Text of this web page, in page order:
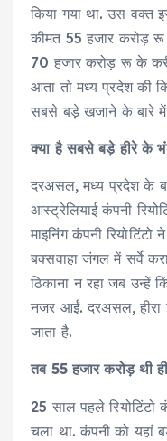
किया गया था. उस वक्त
कीमत 55 हजार करोड़
70 हजार करोड़ रू के
आता तो मध्य प्रदेश की
सबसे बड़े खजाने के बारे
क्या है सबसे बड़े हीरे के
दरअसल, मध्य प्रदेश के
आस्ट्रेलियाई कंपनी
माइनिंग कंपनी
बक्सवाहा जंगल में सर्वे
ठिकाना न रहा जब उन्हें
नजर आईं. दरअसल, हीरा
जाता है.
तब 55 हजार करोड़ थी
25 साल पहले रियोटिंटो
चला था. कंपनी को यहां